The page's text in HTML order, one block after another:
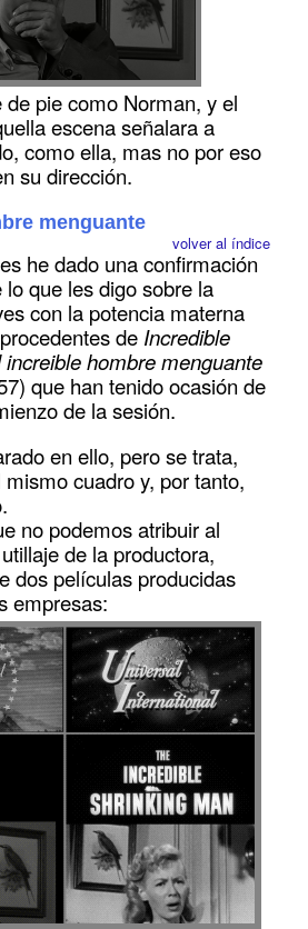
pie como Norman, y el
escena señalara a
como ella, mas no por eso
su dirección.
menguante
volver al índice
he dado una confirmación
que les digo sobre la
con la potencia materna
de Incredible
increible hombre menguante
que han tenido ocasión de
de la sesión.
en ello, pero se trata,
cuadro y, por tanto,
no podemos atribuir al
de la productora,
dos películas producidas
empresas: